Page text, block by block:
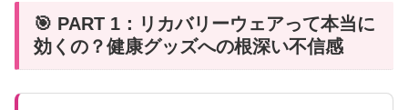
🎯 PART 1：リカバリーウェアって本当に
効くの？健康グッズへの根深い不信感